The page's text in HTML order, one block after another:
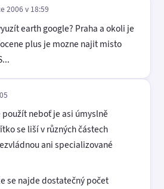
2006 v 18:59
earth google? Praha a okoli je
plus je mozne najit misto
použít neboť je asi úmyslně
se liší v různých částech
ani specializované
se najde dostatečný počet